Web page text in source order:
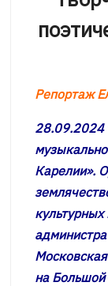
Репортаж
28.09.2024
Карелии».
на